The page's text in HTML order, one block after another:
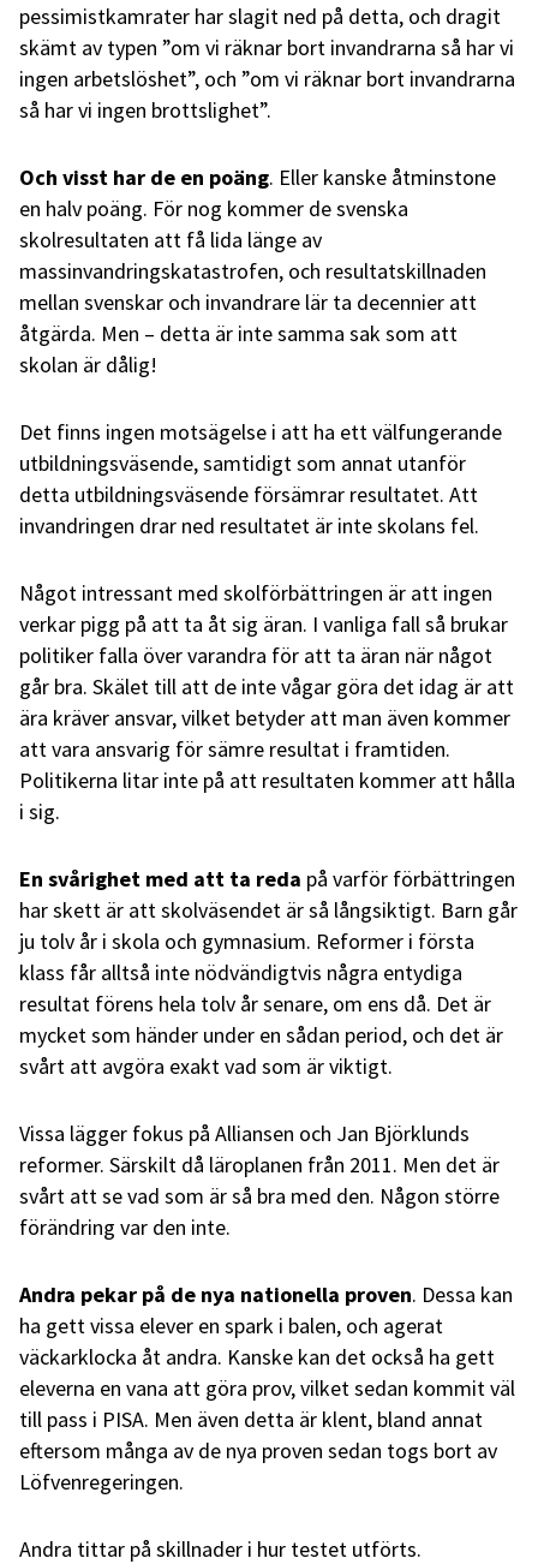
pessimistkamrater har slagit ned på detta, och dragit
skämt av typen ”om vi räknar bort invandrarna så har vi
ingen arbetslöshet”, och ”om vi räknar bort invandrarna
så har vi ingen brottslighet”.
Och visst har de en poäng. Eller kanske åtminstone
en halv poäng. För nog kommer de svenska
skolresultaten att få lida länge av
massinvandringskatastrofen, och resultatskillnaden
mellan svenskar och invandrare lär ta decennier att
åtgärda. Men – detta är inte samma sak som att
skolan är dålig!
Det finns ingen motsägelse i att ha ett välfungerande
utbildningsväsende, samtidigt som annat utanför
detta utbildningsväsende försämrar resultatet. Att
invandringen drar ned resultatet är inte skolans fel.
Något intressant med skolförbättringen är att ingen
verkar pigg på att ta åt sig äran. I vanliga fall så brukar
politiker falla över varandra för att ta äran när något
går bra. Skälet till att de inte vågar göra det idag är att
ära kräver ansvar, vilket betyder att man även kommer
att vara ansvarig för sämre resultat i framtiden.
Politikerna litar inte på att resultaten kommer att hålla
i sig.
En svårighet med att ta reda på varför förbättringen
har skett är att skolväsendet är så långsiktigt. Barn går
ju tolv år i skola och gymnasium. Reformer i första
klass får alltså inte nödvändigtvis några entydiga
resultat förens hela tolv år senare, om ens då. Det är
mycket som händer under en sådan period, och det är
svårt att avgöra exakt vad som är viktigt.
Vissa lägger fokus på Alliansen och Jan Björklunds
reformer. Särskilt då läroplanen från 2011. Men det är
svårt att se vad som är så bra med den. Någon större
förändring var den inte.
Andra pekar på de nya nationella proven. Dessa kan
ha gett vissa elever en spark i balen, och agerat
väckarklocka åt andra. Kanske kan det också ha gett
eleverna en vana att göra prov, vilket sedan kommit väl
till pass i PISA. Men även detta är klent, bland annat
eftersom många av de nya proven sedan togs bort av
Löfvenregeringen.
Andra tittar på skillnader i hur testet utförts.